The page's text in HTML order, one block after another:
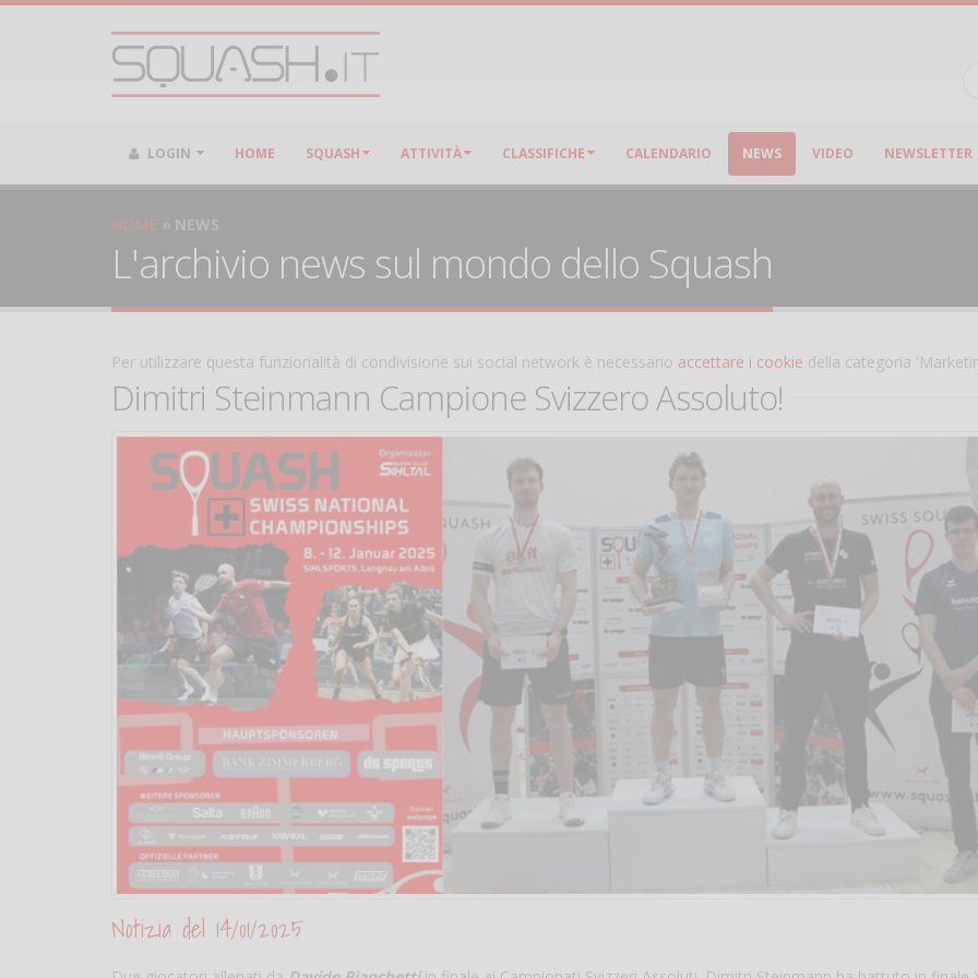
LOGIN HOME SQUASH ATTIVITÀ CLASSIFICHE CALENDARIO NEWS VIDEO NEWSLETTER
HOME NEWS
L'archivio news sul mondo dello Squash
Per utilizzare questa funzionalità di condivisione sui social network è necessario accettare i cookie della categoria
Dimitri Steinmann Campione Svizzero Assoluto!
Notizia del 14/01/2025